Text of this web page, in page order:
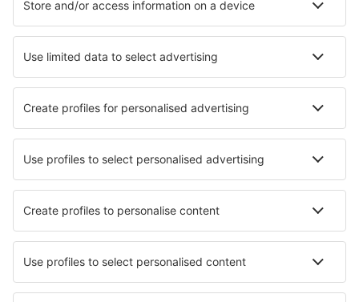
Let+Hotel
Transfery
Sportovní události
Přečtěte si více
Garance nejnižší ceny
Mobilní aplikace
Letecké společnosti
Ryanair
Wizz Air
easyJet
Lufthansa